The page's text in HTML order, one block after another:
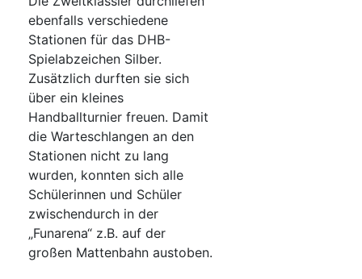
ebenfalls verschiedene
Stationen für das DHB-
Spielabzeichen Silber.
Zusätzlich durften sie sich
über ein kleines
Handballturnier freuen. Damit
die Warteschlangen an den
Stationen nicht zu lang
wurden, konnten sich alle
Schülerinnen und Schüler
zwischendurch in der
„Funarena“ z.B. auf der
großen Mattenbahn austoben.